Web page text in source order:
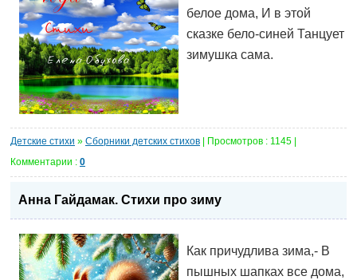
белое дома, И в этой
сказке бело-синей Танцует
зимушка сама.
Детские стихи » Сборники детских стихов | Просмотров : 1145 |
Комментарии : 0
Анна Гайдамак. Стихи про зиму
Как причудлива зима,- В
пышных шапках все дома,